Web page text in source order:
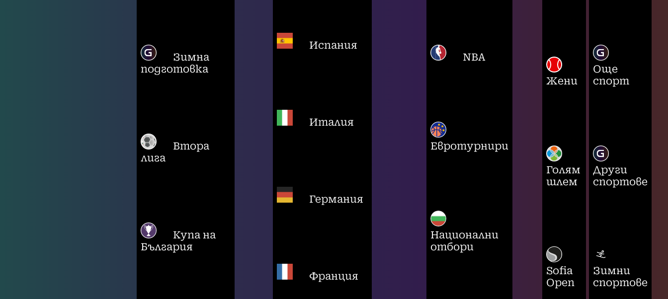
Зимна
подготовка
Втора
лига
Купа на
България
Испания
Италия
Германия
Франция
NBA
Евротурнири
Национални
отбори
Жени
Голям
шлем
Sofia
Open
Още
спорт
Други
спортове
Зимни
спортове